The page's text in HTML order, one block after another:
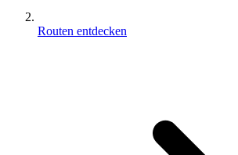
Routen entdecken